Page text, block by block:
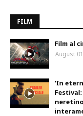
FILM
Film al
August
'In